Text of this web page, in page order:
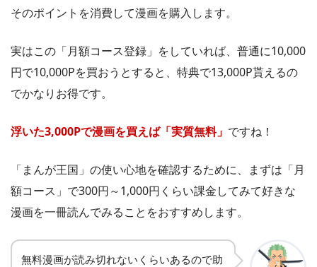
そのポイントを消費して漫画を購入します。
実はこの「月額コース登録」をしていれば、普通に10,000
円で10,000Pを買おうとすると、特典で13,000P貰えるの
でかなりお得です。
浮いた3,000Pで漫画を買えば「実質無料」 ですね！
「まんが王国」の使い心地を確認するために、まずは「月
額コース」で300円～1,000円くらい課金してみて好きな
漫画を一冊読んでみることをおすすめします。
無料漫画が読み切れないくらいあるので助